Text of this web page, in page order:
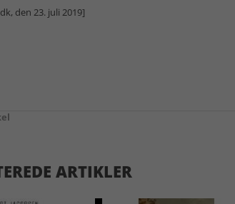
den 23. juli 2019]
ARTIKLER